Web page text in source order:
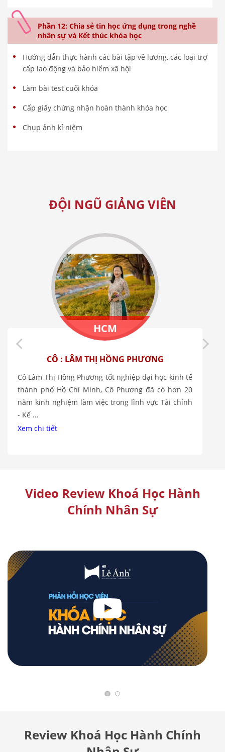
Phần 12: Chia sẻ tin học ứng dụng trong nghề
nhân sự và Kết thúc khóa học
Hướng dẫn thực hành các bài tập về lương, các loại trợ
cấp lao động và bảo hiểm xã hội
Làm bài test cuối khóa
Cấp giấy chứng nhận hoàn thành khóa học
Chụp ảnh kỉ niệm
ĐỘI NGŨ GIẢNG VIÊN
HCM
CÔ : LÂM THỊ HỒNG PHƯƠNG
Cô Lâm Thị Hồng Phương tốt nghiệp đại học kinh tế
thành phố Hồ Chí Minh, Cô Phương đã có hơn 20
năm kinh nghiệm làm việc trong lĩnh vực Tài chính
- Kế ...
Xem chi tiết
Video Review Khoá Học Hành
Chính Nhân Sự
Review Khoá Học Hành Chính